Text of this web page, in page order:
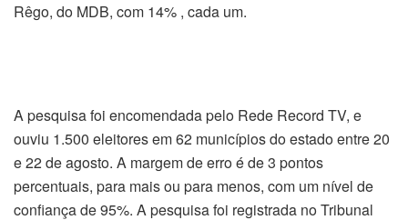
Rêgo, do MDB, com 14% , cada um.
A pesquisa foi encomendada pelo Rede Record TV, e
ouviu 1.500 eleitores em 62 municípios do estado entre 20
e 22 de agosto. A margem de erro é de 3 pontos
percentuais, para mais ou para menos, com um nível de
confiança de 95%. A pesquisa foi registrada no Tribunal